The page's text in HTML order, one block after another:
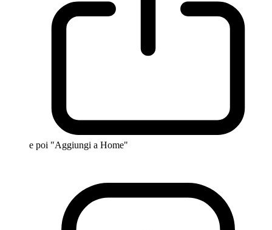
e poi "Aggiungi a Home"